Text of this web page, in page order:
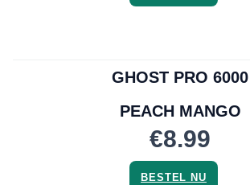
GHOST PRO 6000
PEACH MANGO
€8.99
BESTEL NU